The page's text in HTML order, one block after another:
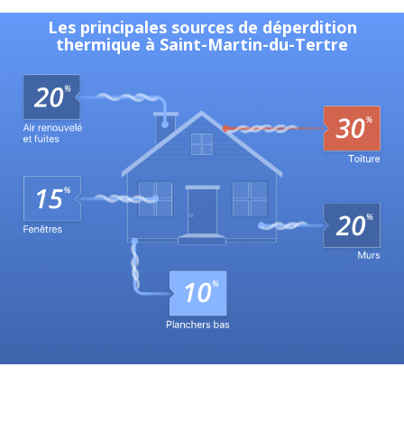
Les principales sources de déperdition
thermique à Saint-Martin-du-Tertre